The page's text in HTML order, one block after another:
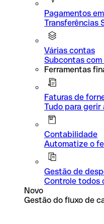
Pagamentos
Transferências
Várias contas
Subcontas
Ferramentas
Faturas de
Tudo para gerir
Contabilidade
Automatize o
Gestão de
Controle todos
Novo
Gestão do fluxo de